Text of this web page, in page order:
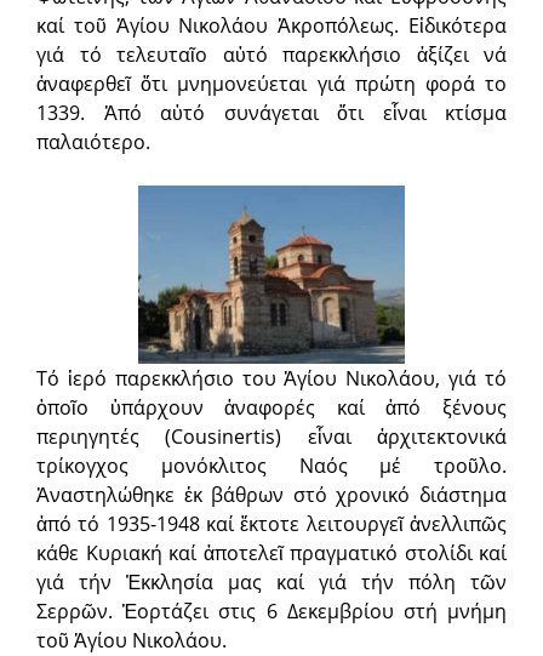
καί τοῦ Ἁγίου Νικολάου Ἁκροπόλεως. Εἰδικότερα
γιά τό τελευταῖο αὐτό παρεκκλήσιο ἀξίζει νά
ἀναφερθεῖ ὅτι μνημονεύεται γιά πρώτη φορά το
1339. Ἀπό αὐτό συνάγεται ὅτι εἷναι κτίσμα
παλαιότερο.
Τό ἱερό παρεκκλήσιο του Ἁγίου Νικολάου, γιά τό
ὁποῖο ὑπάρχουν ἀναφορές καί ἀπό ξένους
περιηγητές (Cousinertis) εἷναι ἀρχιτεκτονικά
τρίκογχος μονόκλιτος Ναός μέ τροῦλο.
Ἀναστηλώθηκε ἐκ βάθρων στό χρονικό διάστημα
ἀπό τό 1935-1948 καί ἔκτοτε λειτουργεῖ ἀνελλιπῶς
κάθε Κυριακή καί ἀποτελεῖ πραγματικό στολίδι καί
γιά τήν Ἐκκλησία μας καί γιά τήν πόλη τῶν
Σερρῶν. Ἑορτάζει στις 6 Δεκεμβρίου στή μνήμη
τοῦ Ἁγίου Νικολάου.